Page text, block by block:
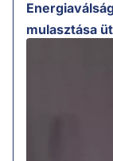
mulasztása